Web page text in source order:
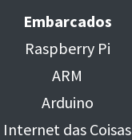
Embarcados
Raspberry Pi
ARM
Arduino
Internet das Coisas